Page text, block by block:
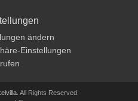
ändern
Einstellungen
. All Rights Reserved.